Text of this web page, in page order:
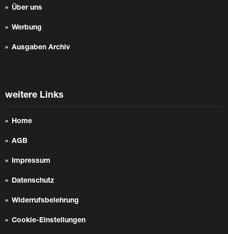
Über uns
Werbung
Ausgaben Archiv
weitere Links
Home
AGB
Impressum
Datenschutz
Widerrufsbelehrung
Cookie-Einstellungen